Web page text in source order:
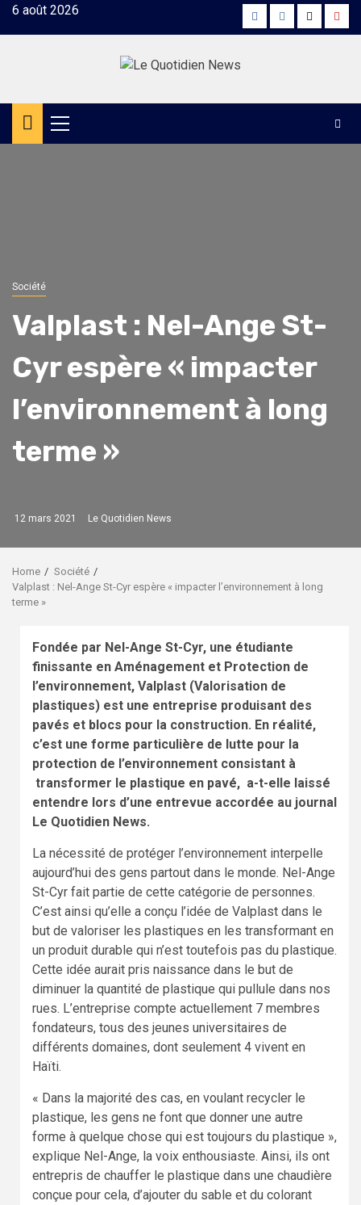
Skip6 août 2026 FacebookInstagram
Twitter
Primary
Menu
Société
Valplast : Nel-Ange St-
Cyr espère « impacter
l’environnement à long
terme »
12 mars 2021 Le Quotidien News
Home
Société
Valplast : Nel-Ange St-Cyr espère « impacter l’environnement à long
terme »
Fondée par Nel-Ange St-Cyr, une étudiante
finissante en Aménagement et Protection de
l’environnement, Valplast (Valorisation de
plastiques) est une entreprise produisant des
pavés et blocs pour la construction. En réalité,
c’est une forme particulière de lutte pour la
protection de l’environnement consistant à
transformer le plastique en pavé, a-t-elle laissé
entendre lors d’une entrevue accordée au journal
Le Quotidien News.
La nécessité de protéger l’environnement interpelle
aujourd’hui des gens partout dans le monde. Nel-Ange
St-Cyr fait partie de cette catégorie de personnes.
C’est ainsi qu’elle a conçu l’idée de Valplast dans le
but de valoriser les plastiques en les transformant en
un produit durable qui n’est toutefois pas du plastique.
Cette idée aurait pris naissance dans le but de
diminuer la quantité de plastique qui pullule dans nos
rues. L’entreprise compte actuellement 7 membres
fondateurs, tous des jeunes universitaires de
différents domaines, dont seulement 4 vivent en
Haïti.
« Dans la majorité des cas, en voulant recycler le
plastique, les gens ne font que donner une autre
forme à quelque chose qui est toujours du plastique »,
explique Nel-Ange, la voix enthousiaste. Ainsi, ils ont
entrepris de chauffer le plastique dans une chaudière
conçue pour cela, d’ajouter du sable et du colorant